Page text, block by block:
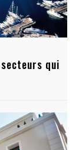
qui